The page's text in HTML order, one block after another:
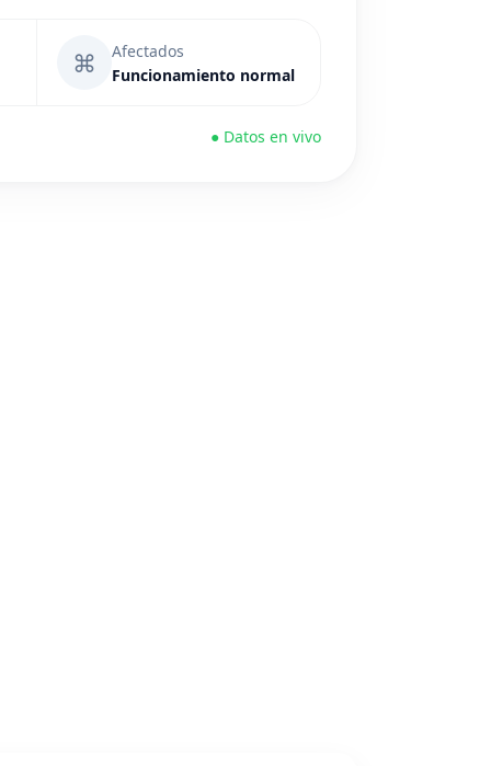
⌘
Afectados
Funcionamiento normal
● Datos en vivo